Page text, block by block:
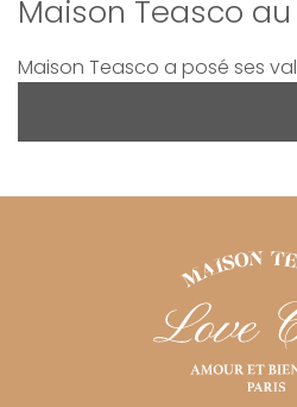
Maison Teasco au
Maison Teasco a posé ses